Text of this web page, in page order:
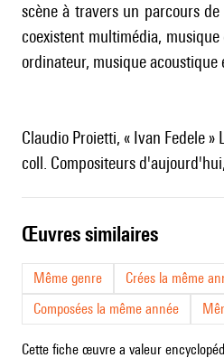
scène à travers un parcours
coexistent multimédia,
ordinateur, musique acoustique
Claudio Proietti, « Ivan Fedele »
coll. Compositeurs
œuvres similaires
Même genre
Crées la même
Composées la même année
Cette fiche œuvre a valeur